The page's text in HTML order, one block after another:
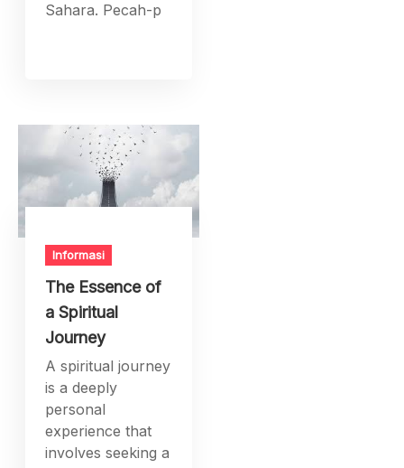
Sahara. Pecah-p
Informasi
The Essence of
a Spiritual
Journey
A spiritual journey
is a deeply
personal
experience that
involves seeking a